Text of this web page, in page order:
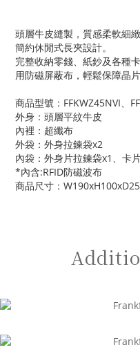
頭層牛皮縫製，質感柔軟細緻
簡約休閒式長夾設計。
完整收納零錢、紙鈔及各種卡
用防磁屏蔽布，輕鬆保障晶片
商品型號：FFKWZ45NVI、
外身：頭層平紋牛皮
內裡：超纖布
外袋：外身拉鍊袋x2
內袋： 外身片拉鍊袋x1、 卡
*內含:RFID防磁波布
商品尺寸：